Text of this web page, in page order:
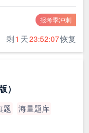
报考季冲刺
剩1 天23:52:07恢复
）
题
海量题库